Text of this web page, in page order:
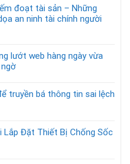
đoạt tài sản – Những
an ninh tài chính người
lướt web hàng ngày vừa
truyền bá thông tin sai lệch
Lắp Đặt Thiết Bị Chống Sốc